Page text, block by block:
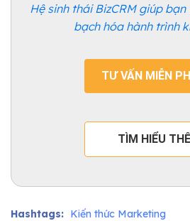
Hệ sinh thái BizCRM giúp
bạch hóa hành trình
TƯ VẤN MIỄN
TÌM HIỂU
Hashtags: Kiến thức Marketing